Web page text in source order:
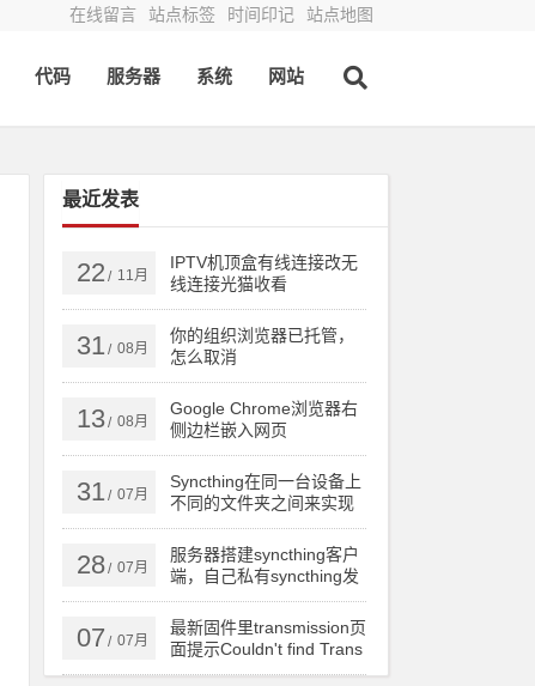
在线留言 站点标签 时间印记 站点地图
代码 服务器 系统 网站
最近发表
22 / 11月
IPTV机顶盒有线连接改无
线连接光猫收看
31 / 08月
你的组织浏览器已托管，
怎么取消
13/ 08月
Google Chrome浏览器右
侧边栏嵌入网页
31 / 07月
Syncthing在同一台设备上
不同的文件夹之间来实现
文件夹的同步 利用Syncthi
ng备份到云储存
28/ 07月
服务器搭建syncthing客户
端，自己私有syncthing发
现服务器和中继服务器
07 / 07月
最新固件里transmission页
面提示Couldn't find Trans
mission's web interface fil